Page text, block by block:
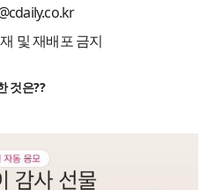
및 재배포 금지
것은??